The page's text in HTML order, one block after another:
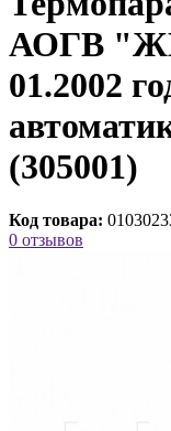
АОГВ
01.2002
(305001)
Код товара:
0 отзывов